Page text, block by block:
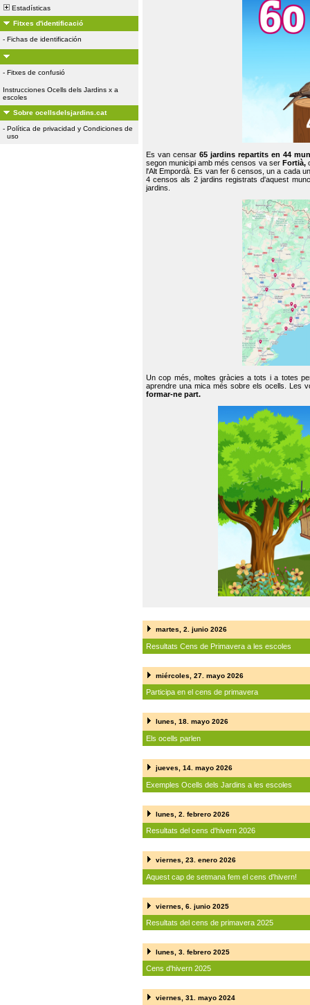
Estadísticas
Fitxes d'identificació
- Fichas de identificación
- Fitxes de confusió
Instrucciones Ocells dels Jardins x a
escoles
Sobre ocellsdelsjardins.cat
- Política de privacidad y Condiciones de
uso
Es van censar65 jardins repartits en 44
segon municipi amb més censos va ser Fortià,
l'Alt Empordà. Es van fer 6 censos, un a cada
4 censos als 2 jardins registrats d'aquest
jardins.
Un cop més, moltes gràcies a tots i a totes
aprendre una mica més sobre els ocells. Les
formar-ne part.
martes, 2. junio 2026
Resultats Cens de Primavera a les escoles
miércoles, 27. mayo 2026
Participa en el cens de primavera
lunes, 18. mayo 2026
Els ocells parlen
jueves, 14. mayo 2026
Exemples Ocells dels Jardins a les escoles
lunes, 2. febrero 2026
Resultats del cens d'hivern 2026
viernes, 23. enero 2026
Aquest cap de setmana fem el cens d'hivern!
viernes, 6. junio 2025
Resultats del cens de primavera 2025
lunes, 3. febrero 2025
Cens d'hivern 2025
viernes, 31. mayo 2024